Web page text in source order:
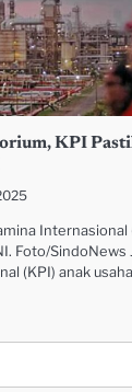
KPI
Foto/SindoNews
(KPI) anak